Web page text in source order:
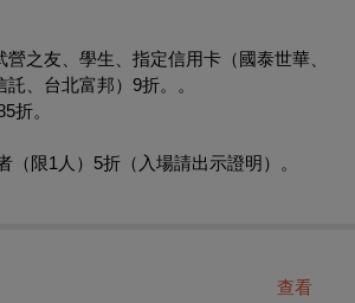
之友、學生、指定信用卡（國泰世華、
、台北富邦）9折。。
折。
限1人）5折（入場請出示證明）。
查看